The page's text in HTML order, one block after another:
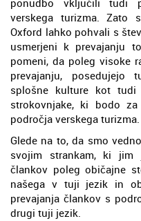
ponudbo vključili tudi
verskega turizma. Zato
Oxford lahko pohvali s
usmerjeni k prevajanju
pomeni, da poleg visoke
prevajanju,
splošne kulture kot
strokovnjake, ki bodo
področja verskega turizma.
Glede na to, da smo
svojim strankam, ki jim
člankov poleg običajne
našega v tuji jezik in
prevajanja člankov s
drugi tuji jezik.